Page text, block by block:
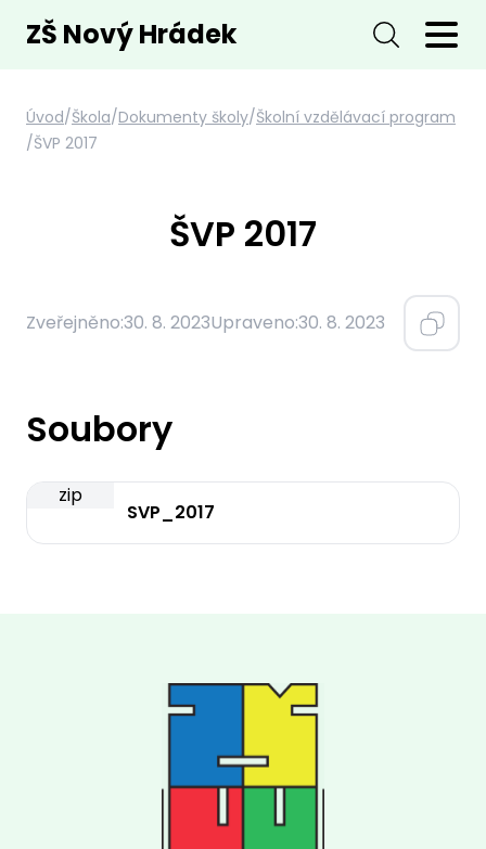
ZŠ Nový Hrádek
Úvod/Škola/Dokumenty školy/Školní vzdělávací program
/ŠVP 2017
ŠVP 2017
Zveřejněno:30. 8. 2023Upraveno:30. 8. 2023
Soubory
zip
SVP_2017